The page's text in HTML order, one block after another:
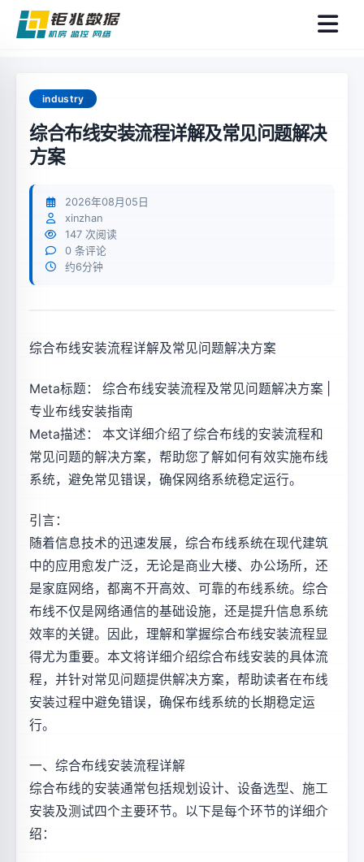
industry
综合布线安装流程详解及常见问题解决
方案
2026年08月05日
xinzhan
147 次阅读
0 条评论
约6分钟
综合布线安装流程详解及常见问题解决方案
Meta标题： 综合布线安装流程及常见问题解决方案 |
专业布线安装指南
Meta描述： 本文详细介绍了综合布线的安装流程和
常见问题的解决方案，帮助您了解如何有效实施布线
系统，避免常见错误，确保网络系统稳定运行。
引言：
随着信息技术的迅速发展，综合布线系统在现代建筑
中的应用愈发广泛，无论是商业大楼、办公场所，还
是家庭网络，都离不开高效、可靠的布线系统。综合
布线不仅是网络通信的基础设施，还是提升信息系统
效率的关键。因此，理解和掌握综合布线安装流程显
得尤为重要。本文将详细介绍综合布线安装的具体流
程，并针对常见问题提供解决方案，帮助读者在布线
安装过程中避免错误，确保布线系统的长期稳定运
行。
一、综合布线安装流程详解
综合布线的安装通常包括规划设计、设备选型、施工
安装及测试四个主要环节。以下是每个环节的详细介
绍：